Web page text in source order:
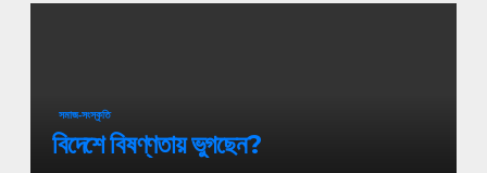
সমাজ-সংস্কৃতি
বিদেশে বিষণ্ণতায় ভুগছেন?